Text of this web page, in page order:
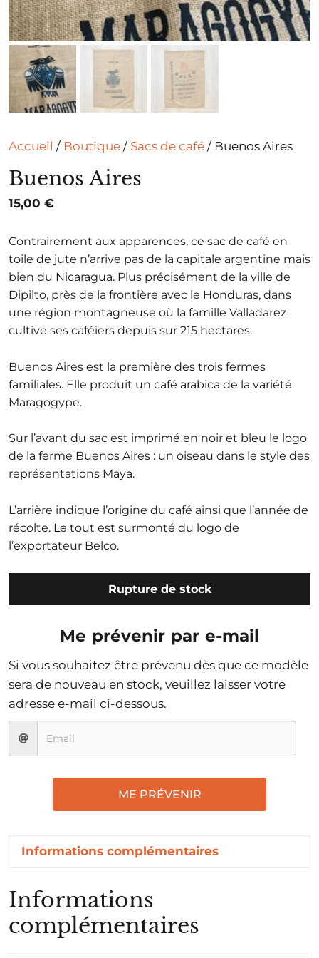
Accueil / Boutique / Sacs de café / Buenos Aires
Buenos Aires
15,00 €
Contrairement aux apparences, ce sac de café en
toile de jute n’arrive pas de la capitale argentine mais
bien du Nicaragua. Plus précisément de la ville de
Dipilto, près de la frontière avec le Honduras, dans
une région montagneuse où la famille Valladarez
cultive ses caféiers depuis sur 215 hectares.
Buenos Aires est la première des trois fermes
familiales. Elle produit un café arabica de la variété
Maragogype.
Sur l’avant du sac est imprimé en noir et bleu le logo
de la ferme Buenos Aires : un oiseau dans le style des
représentations Maya.
L’arrière indique l’origine du café ainsi que l’année de
récolte. Le tout est surmonté du logo de
l’exportateur Belco.
Rupture de stock
Me prévenir par e-mail
Si vous souhaitez être prévenu dès que ce modèle
sera de nouveau en stock, veuillez laisser votre
adresse e-mail ci-dessous.
ME PRÉVENIR
Informations complémentaires
Informations
complémentaires